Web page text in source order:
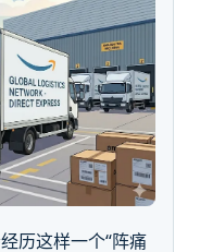
历这样一个“阵痛